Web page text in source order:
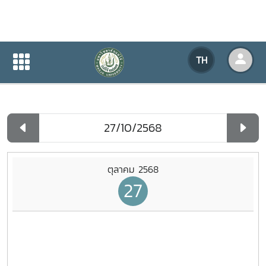
TH
ปฏิทินกิจกรรมของหน่วยงาน
ปฏิทินกิจกรรมของหน่วยงาน
ตุลาคม 2568
27